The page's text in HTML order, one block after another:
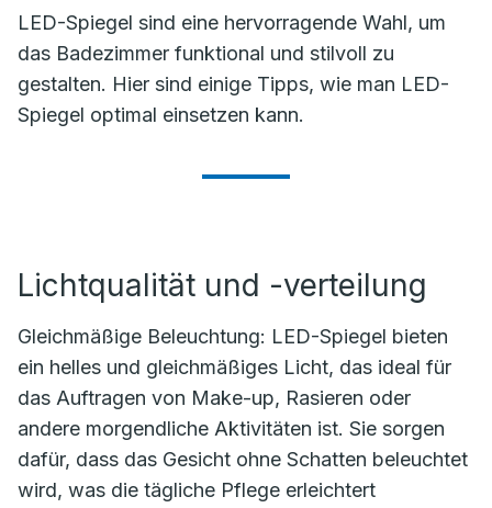
LED-Spiegel sind eine hervorragende Wahl, um
das Badezimmer funktional und stilvoll zu
gestalten. Hier sind einige Tipps, wie man LED-
Spiegel optimal einsetzen kann.
Lichtqualität und -verteilung
Gleichmäßige Beleuchtung: LED-Spiegel bieten
ein helles und gleichmäßiges Licht, das ideal für
das Auftragen von Make-up, Rasieren oder
andere morgendliche Aktivitäten ist. Sie sorgen
dafür, dass das Gesicht ohne Schatten beleuchtet
wird, was die tägliche Pflege erleichtert